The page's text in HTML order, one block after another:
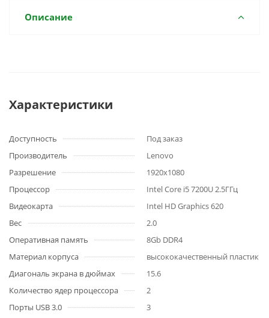
Описание
Характеристики
Доступность
Под заказ
Производитель
Lenovo
Разрешение
1920x1080
Процессор
Intel Core i5 7200U 2.5ГГц
Видеокарта
Intel HD Graphics 620
Вес
2.0
Оперативная память
8Gb DDR4
Материал корпуса
высококачественный пластик
Диагональ экрана в дюймах
15.6
Количество ядер процессора
2
Порты USB 3.0
3